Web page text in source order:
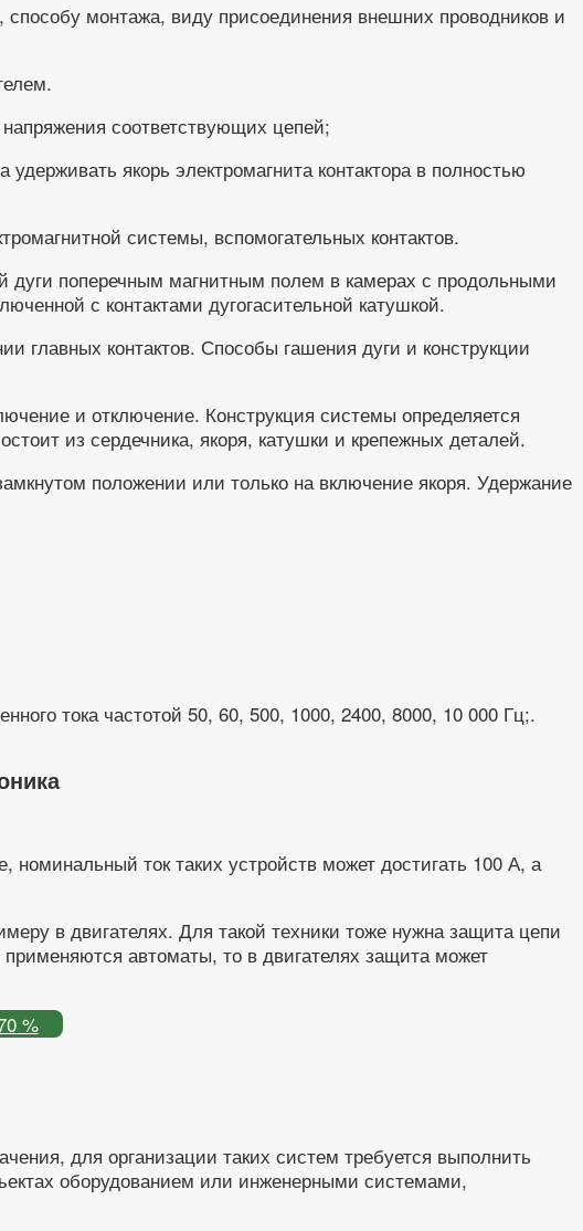
монтажа, виду присоединения внешних проводников и
соответствующих цепей;
якорь электромагнита контак­тора в полностью
системы, вспомогательных контактов.
дуги поперечным магнитным полем в камерах с продольными
с контактами дугогасительной катушкой.
главных контактов. Способы гашения дуги и конструкции
и отключение. Конструкция системы определяется
из сердечника, якоря, катушки и крепежных деталей.
положении или только на включение якоря. Удержание
тока частотой 50, 60, 500, 1000, 2400, 8000, 10 000 Гц;.
ток таких устройств может достигать 100 А, а
в двигателях. Для такой техники тоже нужна защита цепи
автоматы, то в двигателях защита может
%
для организации таких систем требуется выполнить
оборудованием или инженерными системами,